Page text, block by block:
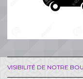
VISIBILITÉ DE NOTRE